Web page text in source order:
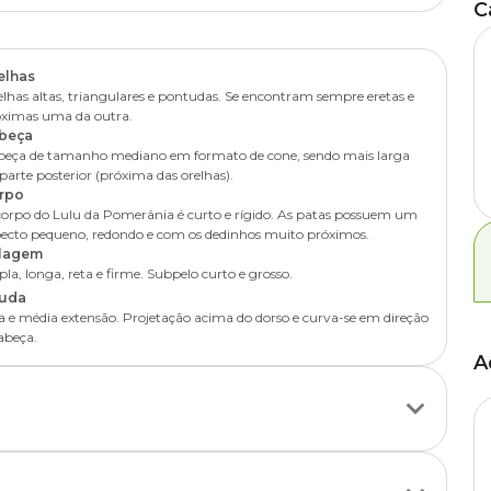
um misto de cão de companhia e de guarda. O fato de
estimação para as crianças.
em pets de raças pequenas.
altas, triangulares e pontudas. Se encontram sempre eretas e
uma da outra.
de tamanho mediano em formato de cone, sendo mais larga
posterior (próxima das orelhas).
do Lulu da Pomerânia é curto e rígido. As patas possuem um
pequeno, redondo e com os dedinhos muito próximos.
longa, reta e firme. Subpelo curto e grosso.
e média extensão. Projetação acima do dorso e curva-se em direção